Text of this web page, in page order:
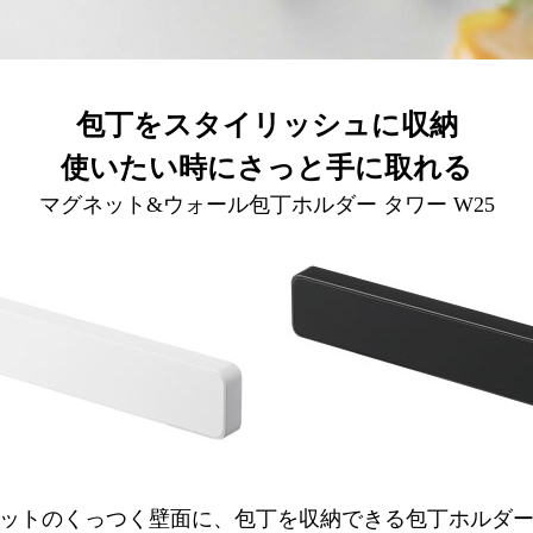
包丁をスタイリッシュに収納
使いたい時にさっと手に取れる
マグネット&ウォール包丁ホルダー タワー W25
トのくっつく壁面に、包丁を収納できる包丁ホルダ